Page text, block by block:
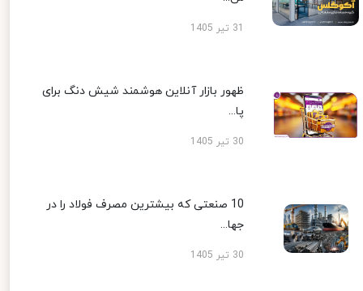
ظهور بازار آنلاین هوشمند شیش دنگ برای
پا...
30 تیر 1405
10 صنعتی که بیشترین مصرف فولاد را در
جها...
30 تیر 1405